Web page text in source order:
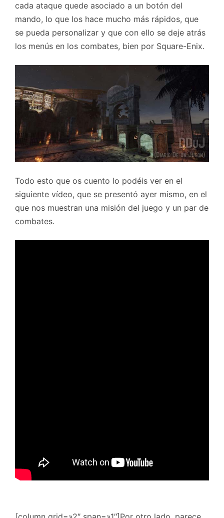
cada ataque quede asociado a un botón del
mando, lo que los hace mucho más rápidos, que
se pueda personalizar y que con ello se deje atrás
los menús en los combates, bien por Square-Enix.
Todo esto que os cuento lo podéis ver en el
siguiente vídeo, que se presentó ayer mismo, en el
que nos muestran una misión del juego y un par de
combates.